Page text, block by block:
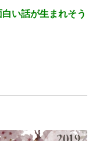
い話が生まれそう